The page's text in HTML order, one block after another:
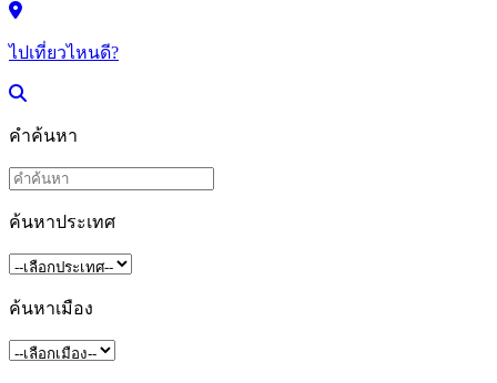
ไปเที่ยวไหนดี?
คำค้นหา
ค้นหาประเทศ
ค้นหาเมือง